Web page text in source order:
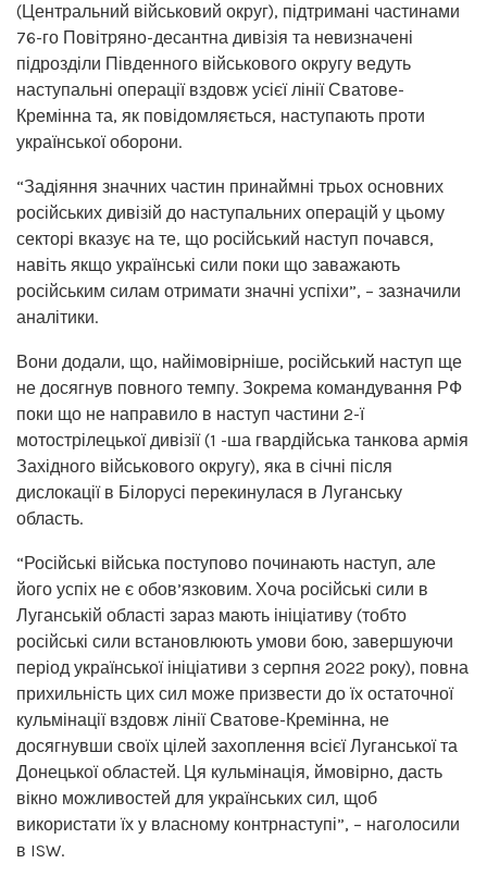
(Центральний військовий округ), підтримані частинами
76-го Повітряно-десантна дивізія та невизначені
підрозділи Південного військового округу ведуть
наступальні операції вздовж усієї лінії Сватове-
Кремінна та, як повідомляється, наступають проти
української оборони.
“Задіяння значних частин принаймні трьох основних
російських дивізій до наступальних операцій у цьому
секторі вказує на те, що російський наступ почався,
навіть якщо українські сили поки що заважають
російським силам отримати значні успіхи”, – зазначили
аналітики.
Вони додали, що, найімовірніше, російський наступ ще
не досягнув повного темпу. Зокрема командування РФ
поки що не направило в наступ частини 2-ї
мотострілецької дивізії (1 -ша гвардійська танкова армія
Західного військового округу), яка в січні після
дислокації в Білорусі перекинулася в Луганську
область.
“Російські війська поступово починають наступ, але
його успіх не є обов’язковим. Хоча російські сили в
Луганській області зараз мають ініціативу (тобто
російські сили встановлюють умови бою, завершуючи
період української ініціативи з серпня 2022 року), повна
прихильність цих сил може призвести до їх остаточної
кульмінації вздовж лінії Сватове-Кремінна, не
досягнувши своїх цілей захоплення всієї Луганської та
Донецької областей. Ця кульмінація, ймовірно, дасть
вікно можливостей для українських сил, щоб
використати їх у власному контрнаступі”, – наголосили
в ISW.